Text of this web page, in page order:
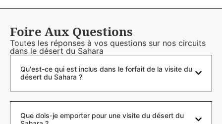
Foire Aux Questions
Toutes les réponses à vos questions sur nos circuits
dans le désert du Sahara
Qu'est-ce qui est inclus dans le forfait de la visite du
désert du Sahara ?
Que dois-je emporter pour une visite du désert du